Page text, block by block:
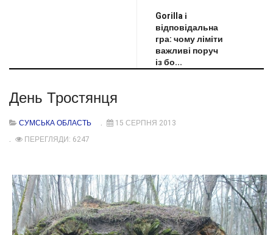
Gorilla і
відповідальна
гра: чому ліміти
важливі поруч
із бо...
День Тростянця
СУМСЬКА ОБЛАСТЬ
15 СЕРПНЯ 2013
ПЕРЕГЛЯДИ: 6247